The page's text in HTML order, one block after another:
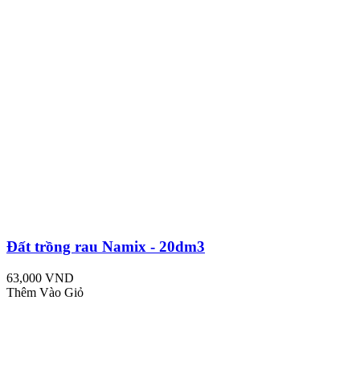
Đất trồng rau Namix - 20dm3
63,000 VND
Thêm Vào Giỏ